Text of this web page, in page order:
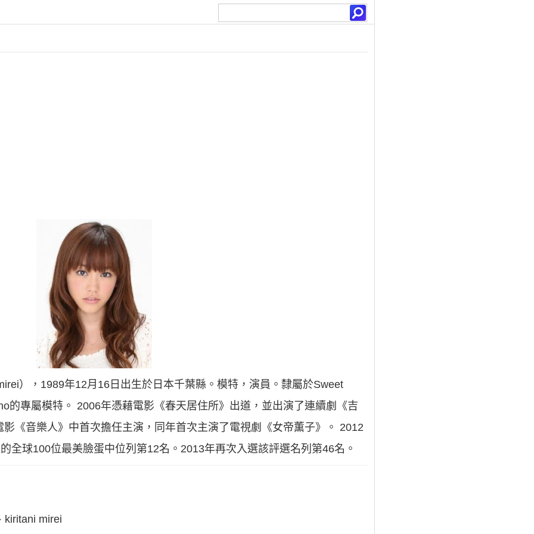
），1989年12月16日出生於日本千葉縣。模特，演員。隸屬於Sweet
的專屬模特。 2006年憑藉電影《春天居住所》出道，並出演了連續劇《吉
《音樂人》中首次擔任主演，同年首次主演了電視劇《女帝薫子》。 2012
全球100位最美臉蛋中位列第12名。2013年再次入選該評選名列第46名。
kiritani mirei